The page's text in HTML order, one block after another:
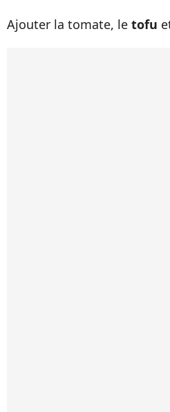
Ajouter la tomate, le tofu